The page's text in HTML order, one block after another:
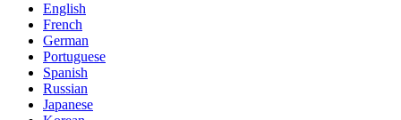
English
French
German
Portuguese
Spanish
Russian
Japanese